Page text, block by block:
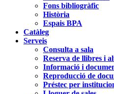
Fons bibliogràfic
Història
Espais BPA
Catàleg
Serveis
Consulta a sala
Reserva de llibres i
Informació i
Reproducció de
Préstec per